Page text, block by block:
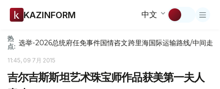
KAZINFORM 中文
热
点: 选举-2026总统府任免事件国情咨文跨里海国际运输路线/中间走廊
11:45, 09 7月 2015
吉尔吉斯斯坦艺术珠宝师作品获美第一夫人